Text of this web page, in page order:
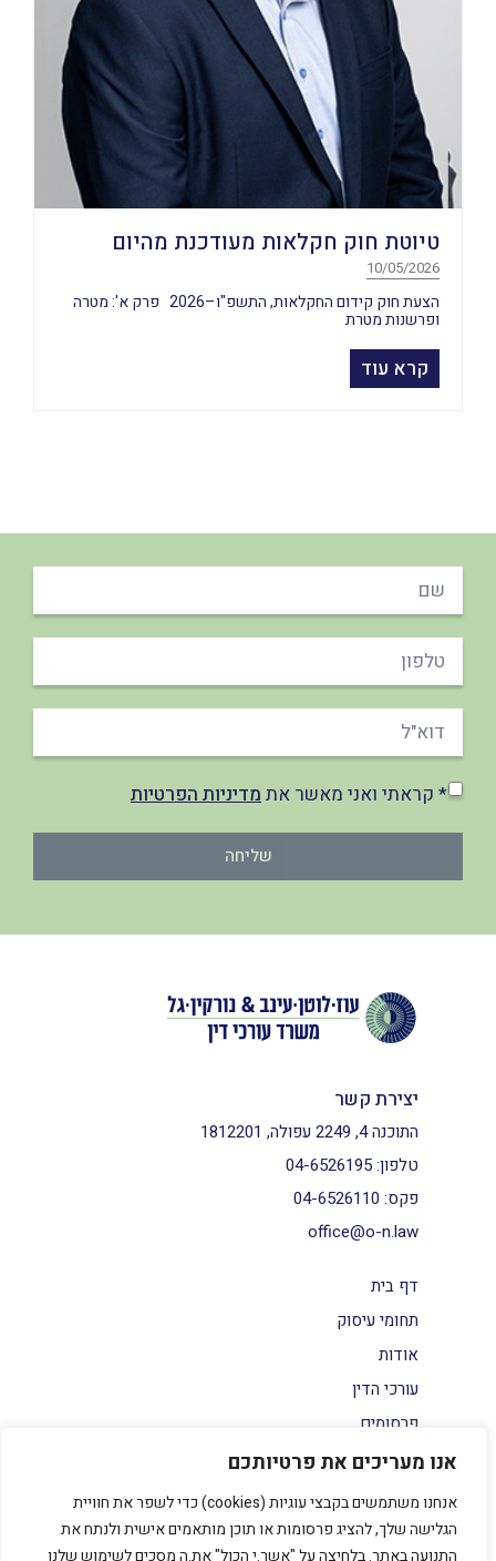
אנו מעריכים את פרטיותכם
אנחנו משתמשים בקבצי עוגיות (cookies) כדי לשפר את חוויית
הגלישה שלך, להציג פרסומות או תוכן מותאמים אישית ולנתח את
התנועה באתר. בלחיצה על "אשר.י הכול" את.ה מסכים לשימוש שלנו
טיוטת חוק חקלאות מעודכנת מהיום
10/05/2026
הצעת חוק קידום החקלאות, התשפ"ו–2026 פרק א': מטרה
ופרשנות מטרת
קרא עוד
* קראתי ואני מאשר אתמדיניות הפרטיות
שליחה
דף בית
תחומי עיסוק
אודות
עורכי הדין
פרסומים
צור קשר
מדיניות פרטיות
יצירת קשר
התוכנה 4, 2249 עפולה, 1812201
טלפון:04-6526195
פקס: 04-6526110
office@o-n.law